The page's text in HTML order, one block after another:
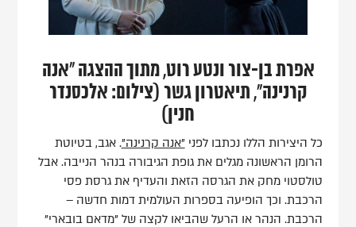
אפרת בן-צור ונטע רוט, מתוך ההצגה "אנה
קרנינה", תיאטרון גשר (צילום: אלכסנדר
חנין)
כל היצירות הללו נכתבו לפני"אנה קרנינה". אגב, בטיוטת
הרומן הראשונה מגלים את גופת הגיבורה בנהר הנייבה. אבל
טולסטוי מחק את הגרסה הזאת והעדיף את גרסת פסי
הרכבת. וכך הופיעה בספרות העולמית דמות חדשה –
הרכבת. הנהר או הרעל שהביאו לקצה של "מדאם בובארי"